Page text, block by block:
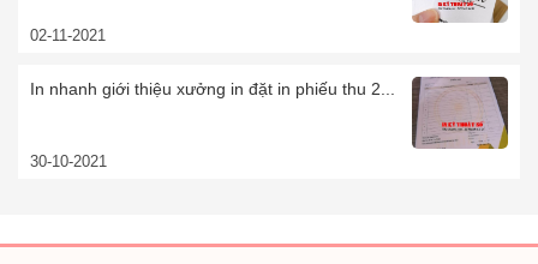
02-11-2021
In nhanh giới thiệu xưởng in đặt in phiếu thu 2...
30-10-2021